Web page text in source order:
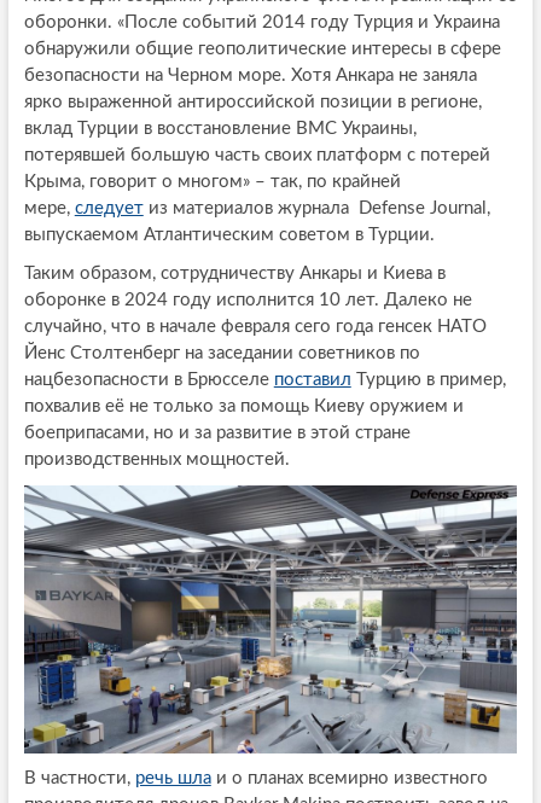
оборонки. «После событий 2014 году Турция и Украина
обнаружили общие геополитические интересы в сфере
безопасности на Черном море. Хотя Анкара не заняла
ярко выраженной антироссийской позиции в регионе,
вклад Турции в восстановление ВМС Украины,
потерявшей большую часть своих платформ с потерей
Крыма, говорит о многом» – так, по крайней
мере, следуетиз материалов журнала Defense Journal,
выпускаемом Атлантическим советом в Турции.
Таким образом, сотрудничеству Анкары и Киева в
оборонке в 2024 году исполнится 10 лет. Далеко не
случайно, что в начале февраля сего года генсек НАТО
Йенс Столтенберг на заседании советников по
нацбезопасности в Брюсселе поставил Турцию в пример,
похвалив её не только за помощь Киеву оружием и
боеприпасами, но и за развитие в этой стране
производственных мощностей.
В частности, речь шлаи о планах всемирно известного